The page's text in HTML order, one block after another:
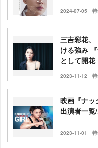
2024-07-05
三吉彩花、
ける強み
として開花
2023-11-12
映画『ナッ
出演者一
2023-11-01